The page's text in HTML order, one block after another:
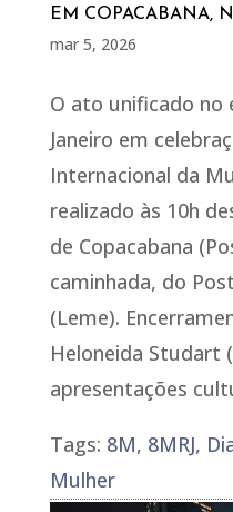
EM COPACABANA,
mar 5, 2026
O ato unificado no
Janeiro em
Internacional da
realizado às 10h
de Copacabana
caminhada, do
(Leme).
Heloneida Studart
apresentações
Tags: 8M, 8MRJ,
Mulher